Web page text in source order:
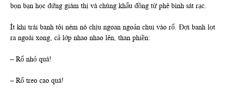
bọn bạn học đứng giám thị và chúng khẩu đồng từ phê bình sát rạc.
Ít khi trái banh tôi ném nó chịu ngoan ngoản chui vào rổ. Đợi banh lọt
ra ngoài xong, cả lớp nhao nhao lên, than phiền:
– Rổ nhỏ quá!
– Rổ treo cao quá!